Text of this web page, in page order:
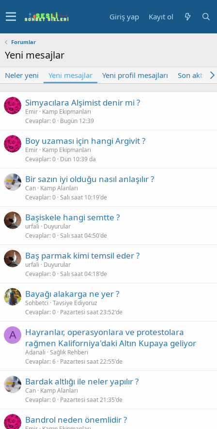
Giriş yap Kayıt ol
Forumlar
Yeni mesajlar
Neler yeni Yeni mesajlar Yeni profil mesajları Son aktivite
Simyacılara Alşimist denir mi ?
Emir Kamp Ekipmanları
Cevaplar 0 Bugün 12:39
Boy uzaması için hangi Argivit ?
Emir Kamp Ekipmanları
Cevaplar 0 Dün 10:39 da
Bir sazın iyi olduğu nasıl anlaşılır ?
Can Kamp Alanları
Cevaplar 0 Salı saat 10:19'de
Başiskele hangi semtte ?
urfali
Duyurular
Cevaplar 0 Salı saat 04:50'de
Baş parmak kimi temsil eder ?
urfali
Duyurular
Cevaplar 0 Salı saat 04:18'de
Bayağı alakarga ne yer ?
Sohbetci Tavsiye Ediyoruz
Cevaplar 0 Pazartesi saat 23:52'de
A
Hayranlar, operasyonlara ve protestolara
rağmen Kaliforniya'daki Altın Kupaya geliyor
Adanali Sağlık Rehberi
Cevaplar 6 Pazartesi saat 22:55'de
Bardak altlığı ile neler yapılır ?
Can Kamp Alanları
Cevaplar 0 Pazartesi saat 21:35'de
Bandrol neden önemlidir ?